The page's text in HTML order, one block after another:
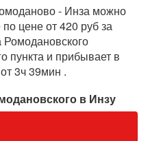
- Инза можно
по цене от 420 руб за
Ромодановского
пункта и прибывает в
3ч 39мин .
в Инзу